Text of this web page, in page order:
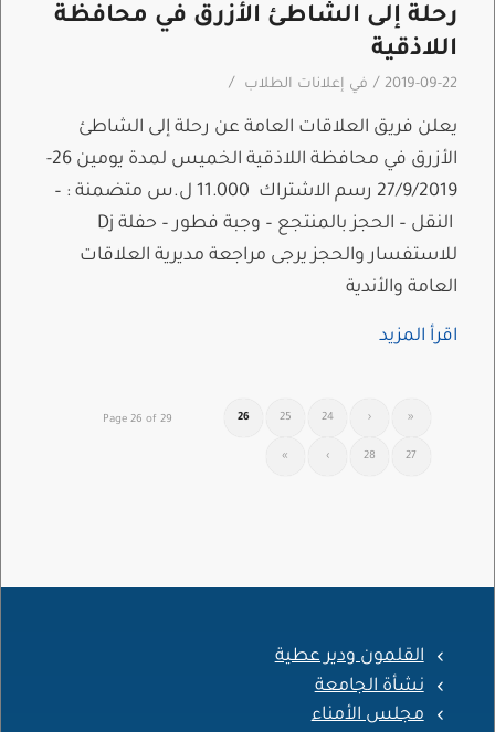
رحلة إلى الشاطئ الأزرق في محافظة
اللاذقية
2019-09-22
/ في إعلانات الطلاب /
يعلن فريق العلاقات العامة عن رحلة إلى الشاطئ
الأزرق في محافظة اللاذقية الخميس لمدة يومين 26-
27/9/2019 رسم الاشتراك 11.000 ل.س متضمنة : –
النقل – الحجز بالمنتجع – وجبة فطور – حفلة Dj
للاستفسار والحجز يرجى مراجعة مديرية العلاقات
العامة والأندية
اقرأ المزيد
Page 26 of 29 «
‹
24
25
26
27
28
›
»
القلمون ودير عطية
نشأة الجامعة
مجلس الأمناء